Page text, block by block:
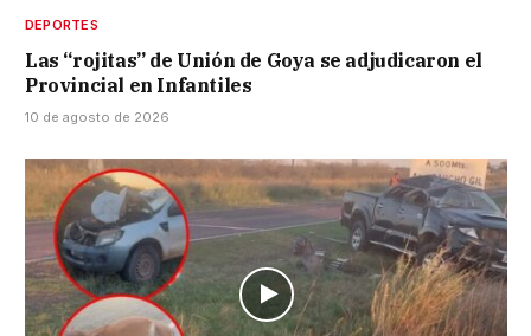
DEPORTES
Las “rojitas” de Unión de Goya se adjudicaron el
Provincial en Infantiles
10 de agosto de 2026